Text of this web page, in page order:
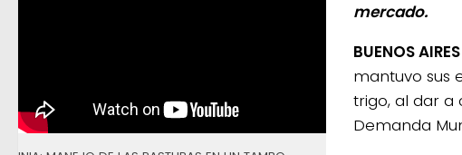
mercado.
BUENOS
mantuvo sus
trigo, al dar a
Demanda